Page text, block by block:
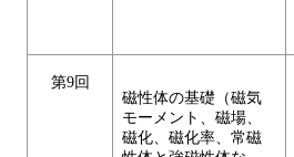
第9回
磁性体の基礎（磁気
モーメント、磁場、
磁化、磁化率、常磁